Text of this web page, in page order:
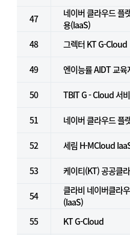
47
네이버 클라우드 플
용(IaaS)
48
그렉터 KT G-Cloud
49 엔이능률 AIDT 교육
50 TBIT G - Cloud 서
51 네이버 클라우드 플
52 세림 H-MCloud
53 케이티(KT) 공공클
54
클라비 네이버클라
(IaaS)
55
KT G-Cloud